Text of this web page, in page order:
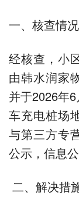
一、核查情况
经核查，小
由韩水润家
并于2026年
车充电桩场
与第三方专
公示，信息
二、解决措